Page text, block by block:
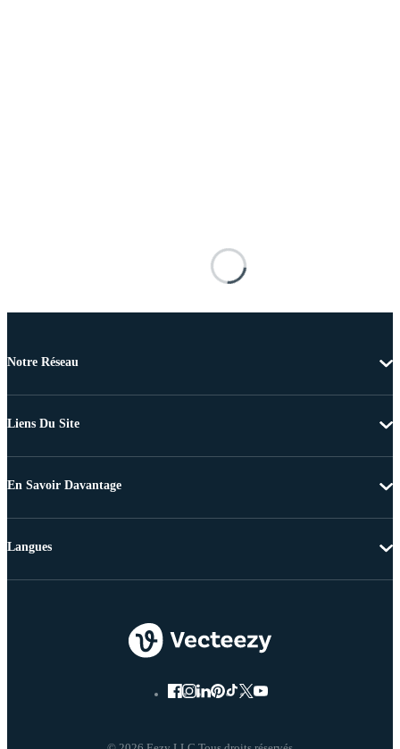
Notre Réseau
Liens Du Site
En Savoir Davantage
Langues